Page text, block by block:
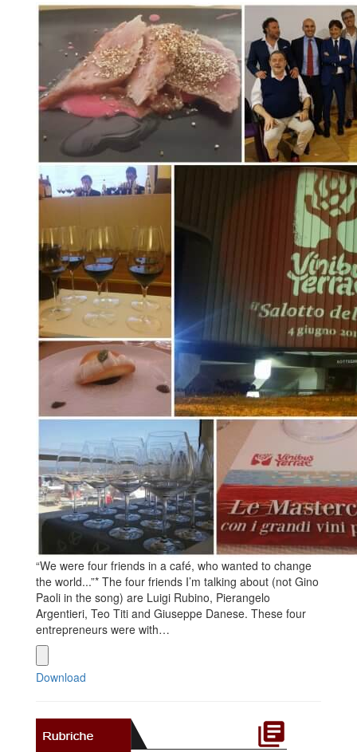
“We were four friends in a café, who wanted to change
the world...”* The four friends I’m talking about (not Gino
Paoli in the song) are Luigi Rubino, Pierangelo
Argentieri, Teo Titi and Giuseppe Danese. These four
entrepreneurs were with…
Download